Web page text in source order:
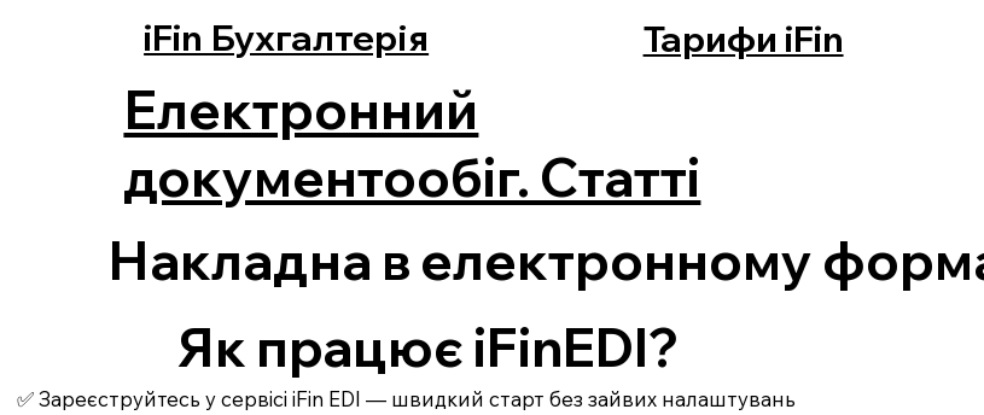
iFin Бухгалтерія Тарифи iFin
Електронний
документообіг. Статті
Накладна в електронному
✅ Зареєструйтесь у сервісі iFin EDI — швидкий старт без зайвих налаштувань
Як працює iFinEDI?